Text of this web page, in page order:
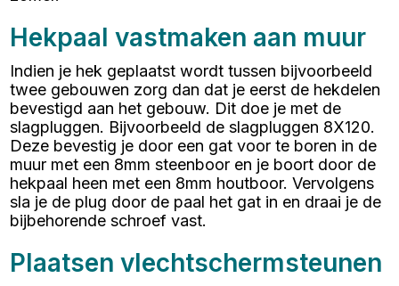
Hekpaal vastmaken aan muur
Indien je hek geplaatst wordt tussen bijvoorbeeld
twee gebouwen zorg dan dat je eerst de hekdelen
bevestigd aan het gebouw. Dit doe je met de
slagpluggen. Bijvoorbeeld de slagpluggen 8X120.
Deze bevestig je door een gat voor te boren in de
muur met een 8mm steenboor en je boort door de
hekpaal heen met een 8mm houtboor. Vervolgens
sla je de plug door de paal het gat in en draai je de
bijbehorende schroef vast.
Plaatsen vlechtschermsteunen